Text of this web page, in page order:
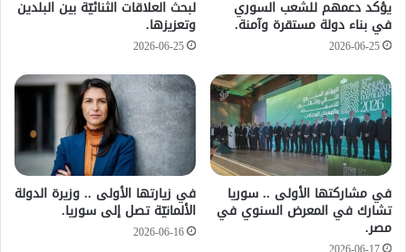
يؤكد دعمهم للشعب السوري
في بناء دولة مستقرة وآمنة.
2026-06-25
لبحث العلاقات الثنائيّة بين البلدين
وتعزيزها.
2026-06-25
في مشاركتها الأولى .. سوريا
تشارك في المعرض السنوي في
مصر.
في زيارتها الأولى .. وزيرة الدولة
الألمانيّة تصل إلى سوريا.
2026-06-16